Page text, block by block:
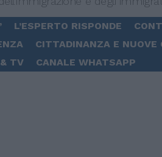
L’ESPERTO RISPONDE
CITTADINANZA E NUOVE
TV CANALE WHATSAPP